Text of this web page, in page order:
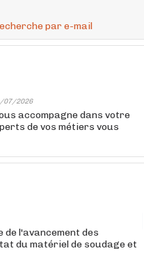
par e-mail
07/2026
accompagne dans votre
de vos métiers vous
l'avancement des
du matériel de soudage et